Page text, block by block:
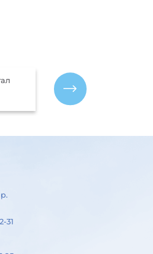
Партал рэйтынгавай ацэнкі
якасці аказання паслуг
арганізацыямі Рэспублікі
31